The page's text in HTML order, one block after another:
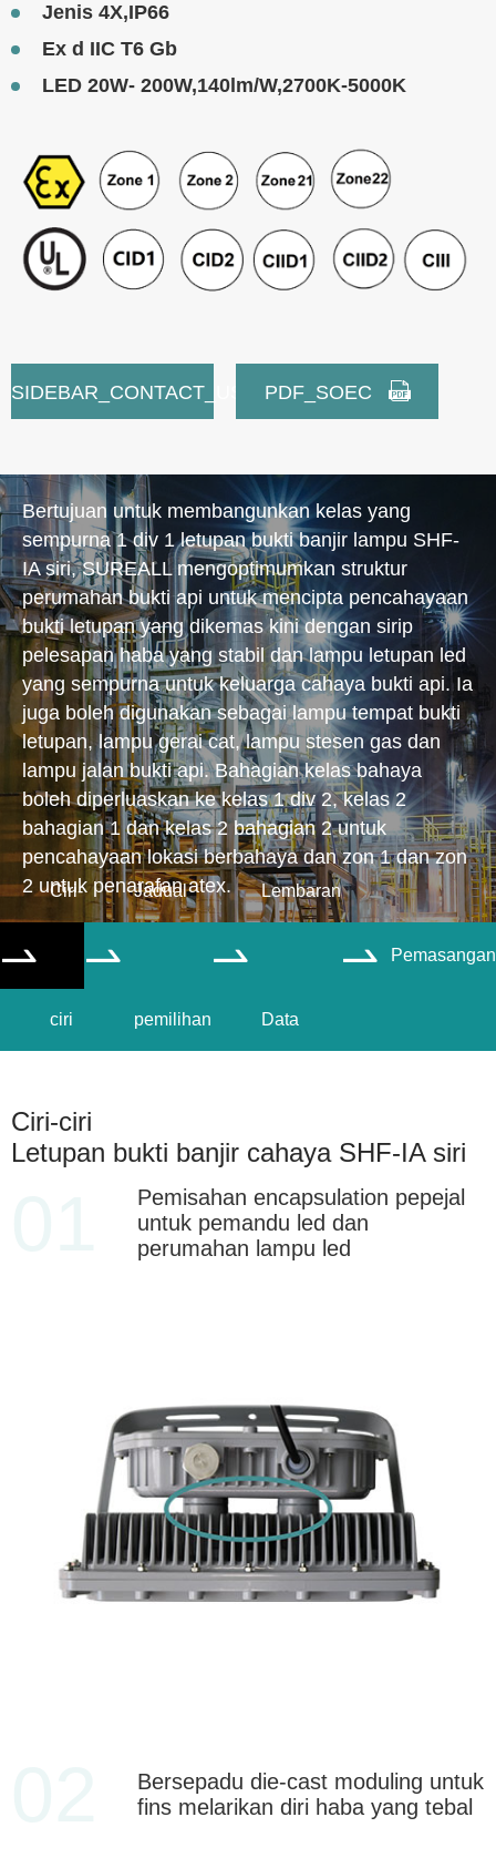
Jenis 4X,IP66
Ex d IIC T6 Gb
LED 20W- 200W,140lm/W,2700K-5000K
SIDEBAR_CONTACT_US 
PDF_SOEC 
Bertujuan untuk membangunkan kelas yang
sempurna 1 div 1 letupan bukti banjir lampu SHF-
IA siri, SUREALL mengoptimumkan struktur
perumahan bukti api untuk mencipta pencahayaan
bukti letupan yang dikemas kini dengan sirip
pelesapan haba yang stabil dan lampu letupan led
yang sempurna untuk keluarga cahaya bukti api. Ia
juga boleh digunakan sebagai lampu tempat bukti
letupan, lampu gerai cat, lampu stesen gas dan
lampu jalan bukti api. Bahagian kelas bahaya
boleh diperluaskan ke kelas 1 div 2, kelas 2
bahagian 1 dan kelas 2 bahagian 2 untuk
pencahayaan lokasi berbahaya dan zon 1 dan zon
2 untuk penarafan atex.

Ciri-
ciri

Jadual
pemilihan

Lembaran
Data
 Pemasangan
Ciri-ciri
Letupan bukti banjir cahaya SHF-IA siri
Pemisahan encapsulation pepejal
untuk pemandu led dan
perumahan lampu led
Bersepadu die-cast moduling untuk
fins melarikan diri haba yang tebal